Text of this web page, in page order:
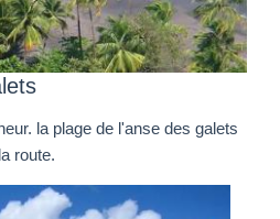
la plage de l'anse des galets
route.